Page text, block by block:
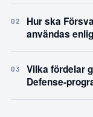
02
Hur ska
användas
03
Vilka fördelar
Defense-